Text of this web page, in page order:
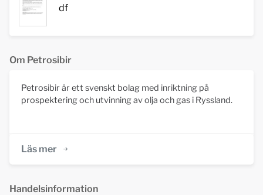
df
Om Petrosibir
Petrosibir är ett svenskt bolag med inriktning på
prospektering och utvinning av olja och gas i Ryssland.
Läs mer
Handelsinformation